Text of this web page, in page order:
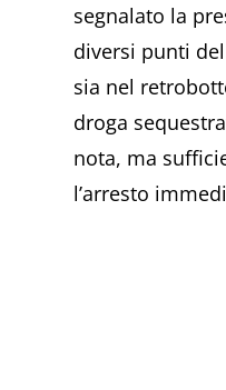
segnalato la
diversi punti
sia nel
droga
nota, ma
l’arresto